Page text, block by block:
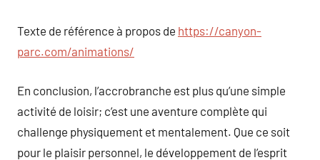
Texte de référence à propos de https://canyon-
parc.com/animations/
En conclusion, l’accrobranche est plus qu’une simple
activité de loisir; c’est une aventure complète qui
challenge physiquement et mentalement. Que ce soit
pour le plaisir personnel, le développement de l’esprit